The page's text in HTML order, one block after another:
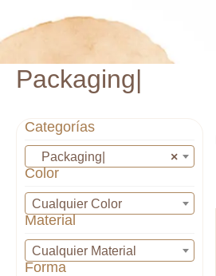
Packaging|
Categorías
×
Packaging|
Color
Cualquier Color
Material
Cualquier Material
Forma